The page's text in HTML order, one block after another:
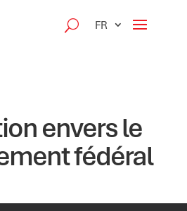
FR
envers le
fédéral